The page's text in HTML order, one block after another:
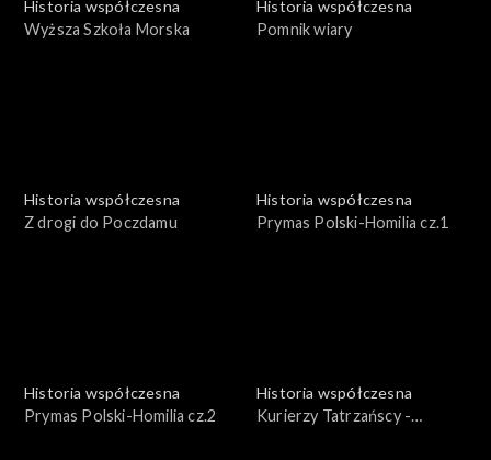
Historia współczesna
Wyższa Szkoła Morska
Historia współczesna
Pomnik wiary
Historia współczesna
Z drogi do Poczdamu
Historia współczesna
Prymas Polski-Homilia cz.1
Historia współczesna
Prymas Polski-Homilia cz.2
Historia współczesna
Kurierzy Tatrzańscy -